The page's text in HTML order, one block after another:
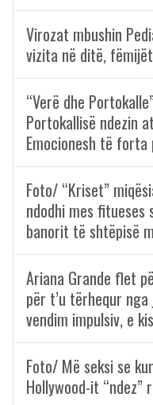
Virozat mbushin
vizita në ditë,
“Verë dhe
Portokallisë ndezin
Emocionesh të
Foto/ “Kriset”
ndodhi mes fitueses
banorit të shtëpisë
Ariana Grande flet
për t’u tërhequr
vendim impulsiv, e
Foto/ Më seksi se
Hollywood-it